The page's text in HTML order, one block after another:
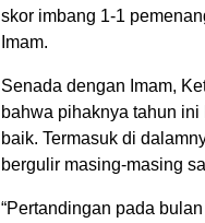
skor imbang 1-1
Imam.
Senada dengan Imam,
bahwa pihaknya tahun
baik. Termasuk di
bergulir masing-masing
“Pertandingan pada